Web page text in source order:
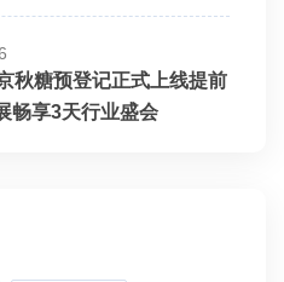
秋糖预登记正式上线提前
畅享3天行业盛会